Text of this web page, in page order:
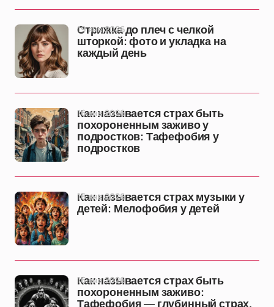
Стрижка до плеч с челкой
шторкой: фото и укладка на
каждый день
19 янв 2026
Как называется страх быть
похороненным заживо у
подростков: Тафефобия у
подростков
16 янв 2026
Как называется страх музыки у
детей: Мелофобия у детей
16 янв 2026
Как называется страх быть
похороненным заживо:
Тафефобия — глубинный страх,
16 янв 2026